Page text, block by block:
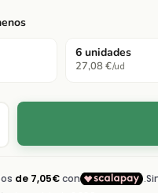
6 unidades
27,08 €/ud